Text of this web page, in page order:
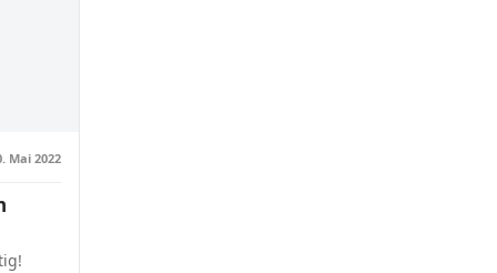
Mai 2022